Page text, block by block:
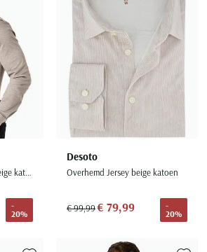
Luxury Hai overhemd beige katoen gemêleerd
-
20%
Desoto
Overhemd Jersey beige katoen
€ 99,99€ 79,99
-
20%